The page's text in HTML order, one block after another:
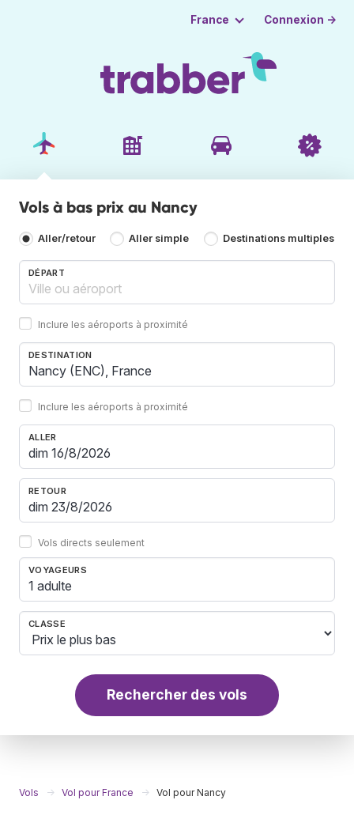
France Connexion →
Vols à bas prix au Nancy
Aller/retour Aller simple Destinations multiples
DÉPART
Inclure les aéroports à proximité
DESTINATION
Inclure les aéroports à proximité
ALLER
RETOUR
Vols directs seulement
VOYAGEURS
1 adulte
CLASSE
Rechercher des vols
Vols Vol pour France Vol pour Nancy